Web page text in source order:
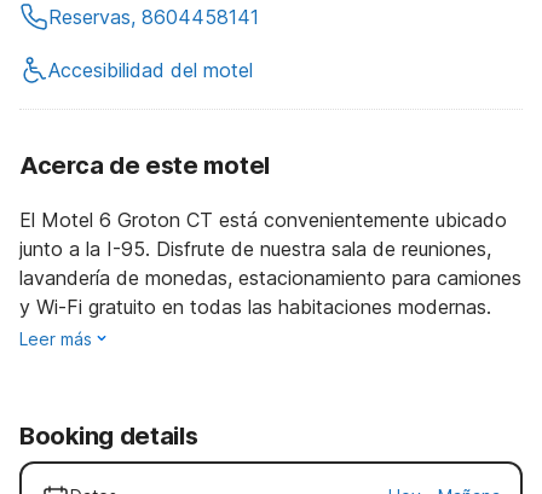
Reservas, 8604458141
Accesibilidad del motel
Acerca de este motel
El Motel 6 Groton CT está convenientemente ubicado
junto a la I-95. Disfrute de nuestra sala de reuniones,
lavandería de monedas, estacionamiento para camiones
y Wi-Fi gratuito en todas las habitaciones modernas.
Leer más
Booking details